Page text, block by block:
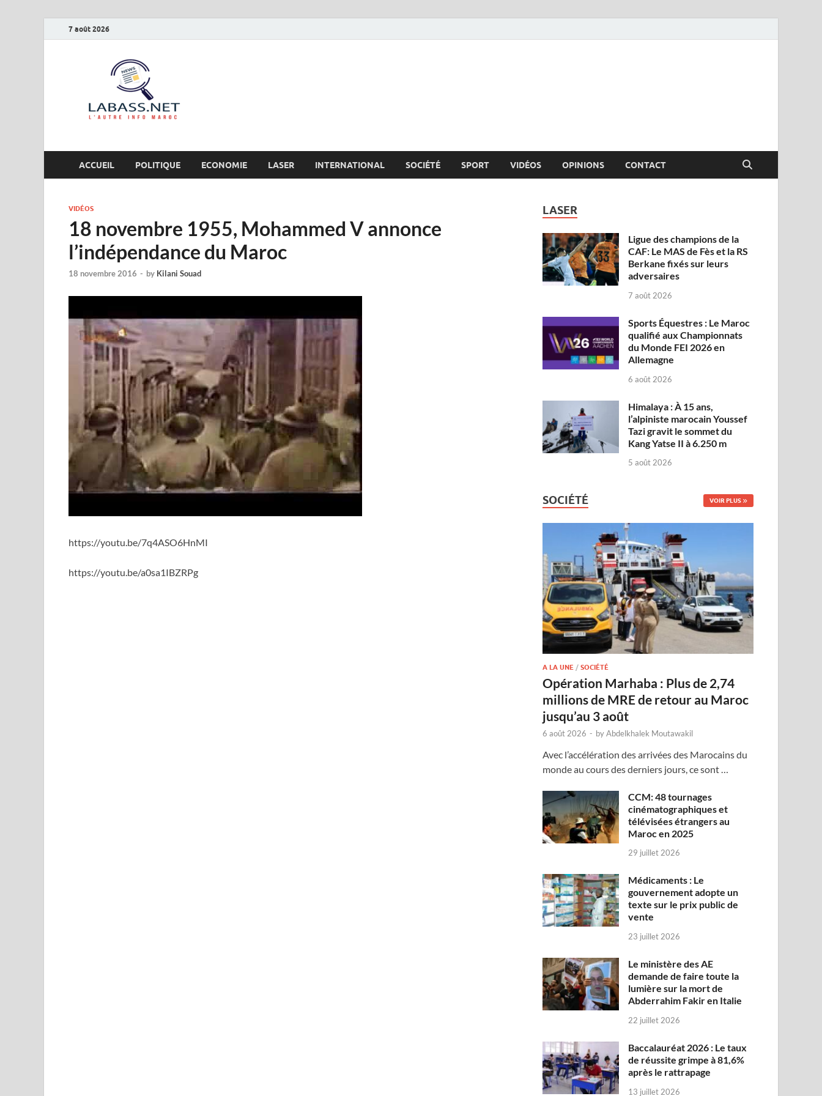
7 août 2026
ACCUEIL POLITIQUE ECONOMIE LASER INTERNATIONAL SOCIÉTÉ SPORT VIDÉOS OPINIONS CONTACT
VIDÉOS
18 novembre 1955, Mohammed V annonce
l’indépendance du Maroc
18 novembre 2016 - by Kilani Souad
https://youtu.be/7q4ASO6HnMI
https://youtu.be/a0sa1IBZRPg
LASER
Ligue des champions de la
CAF: Le MAS de Fès et la RS
Berkane fixés sur leurs
adversaires
7 août 2026
Sports Équestres : Le Maroc
qualifié aux Championnats
du Monde FEI 2026 en
Allemagne
6 août 2026
Himalaya : À 15 ans,
l’alpiniste marocain Youssef
Tazi gravit le sommet du
Kang Yatse II à 6.250 m
5 août 2026
SOCIÉTÉ VOIR PLUS
A LA UNE /SOCIÉTÉ
Opération Marhaba : Plus de 2,74
millions de MRE de retour au Maroc
jusqu’au 3 août
6 août 2026 - byAbdelkhalek Moutawakil
Avec l’accélération des arrivées des Marocains du
monde au cours des derniers jours, ce sont …
CCM: 48 tournages
cinématographiques et
télévisées étrangers au
Maroc en 2025
29 juillet 2026
Médicaments : Le
gouvernement adopte un
texte sur le prix public de
vente
23 juillet 2026
Le ministère des AE
demande de faire toute la
lumière sur la mort de
Abderrahim Fakir en Italie
22 juillet 2026
Baccalauréat 2026 : Le taux
de réussite grimpe à 81,6%
après le rattrapage
13 juillet 2026